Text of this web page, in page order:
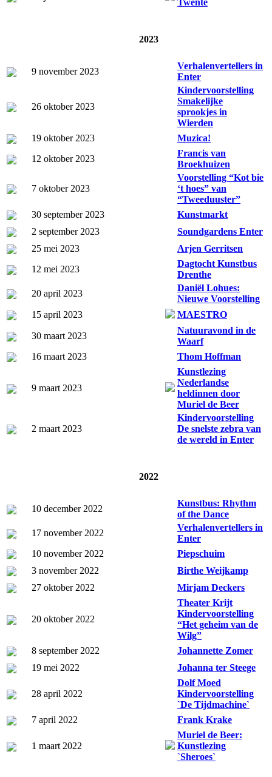
2023
9 november 2023
Verhalenvertellers in
Enter
26 oktober 2023
Kindervoorstelling
Smakelijke
sprookjes in
Wierden
19 oktober 2023
Muzica!
12 oktober 2023
Francis van
Broekhuizen
7 oktober 2023
Voorstelling “Kot bie
‘t hoes” van
“Tweeduuster”
30 september 2023
Kunstmarkt
2 september 2023
Soundgardens Enter
25 mei 2023
Arjen Gerritsen
12 mei 2023
Dagtocht Kunstbus
Drenthe
20 april 2023
Daniël Lohues:
Nieuwe Voorstelling
15 april 2023
MAESTRO
30 maart 2023
Natuuravond in de
Waarf
16 maart 2023
Thom Hoffman
9 maart 2023
Kunstlezing
Nederlandse
heldinnen door
Muriel de Beer
2 maart 2023
Kindervoorstelling
De snelste zebra van
de wereld in Enter
2022
10 december 2022
Kunstbus: Rhythm
of the Dance
17 november 2022
Verhalenvertellers in
Enter
10 november 2022
Piepschuim
3 november 2022
Birthe Weijkamp
27 oktober 2022
Mirjam Deckers
20 oktober 2022
Theater Krijt
Kindervoorstelling
“Het geheim van de
Wilg”
8 september 2022
Johannette Zomer
19 mei 2022
Johanna ter Steege
28 april 2022
Dolf Moed
Kindervoorstelling
`De Tijdmachine`
7 april 2022
Frank Krake
1 maart 2022
Muriel de Beer:
Kunstlezing
`Sheroes`